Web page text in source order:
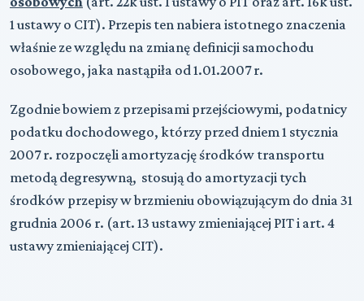
1 ustawy o CIT). Przepis ten nabiera istotnego znaczenia
właśnie ze względu na zmianę definicji samochodu
osobowego, jaka nastąpiła od 1.01.2007 r.
Zgodnie bowiem z przepisami przejściowymi, podatnicy
podatku dochodowego, którzy przed dniem 1 stycznia
2007 r. rozpoczęli amortyzację środków transportu
metodą degresywną, stosują do amortyzacji tych
środków przepisy w brzmieniu obowiązującym do dnia 31
grudnia 2006 r. (art. 13 ustawy zmieniającej PIT i art. 4
ustawy zmieniającej CIT).